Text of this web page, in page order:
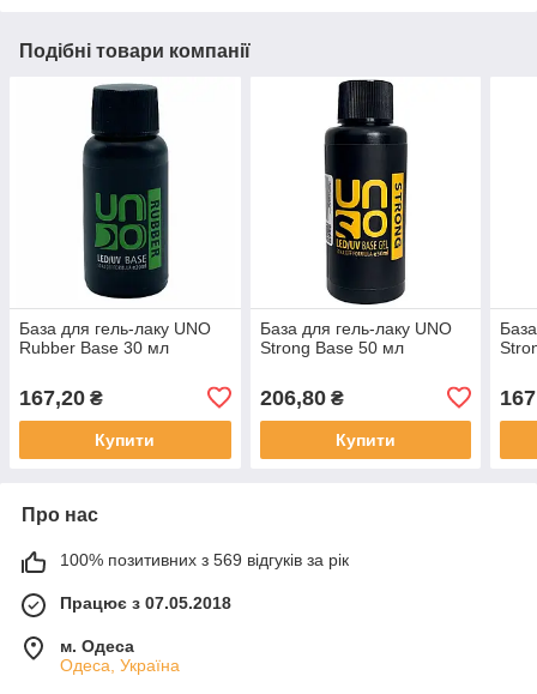
Подібні товари компанії
База для гель-лаку UNO
Rubber Base 30 мл
167,20 ₴
Купити
База для гель-лаку UNO
Strong Base 50 мл
206,80₴
Купити
Про нас
100% позитивних з 569 відгуків за рік
Працює з 07.05.2018
м. Одеса
Одеса, Україна